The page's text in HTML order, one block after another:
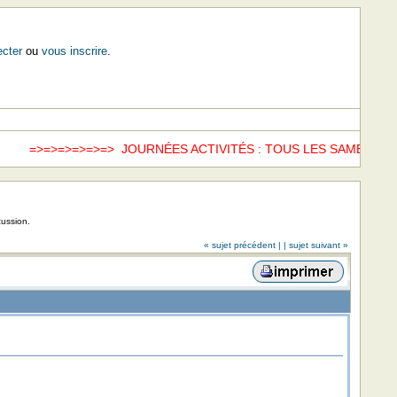
ou vous inscrire.
JOURNÉES ACTIVITÉS : TOUS LES SAMEDIS =>=>
« sujet précédent | | sujet suivant »